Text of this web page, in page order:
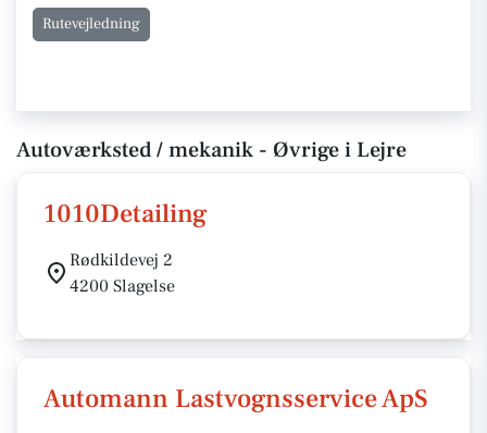
Rutevejledning
Autoværksted / mekanik - Øvrige i Lejre
1010Detailing
Rødkildevej 2
4200 Slagelse
Automann Lastvognsservice ApS